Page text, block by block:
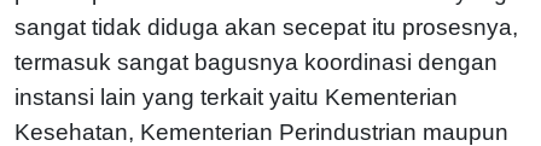
sangat tidak diduga akan secepat itu prosesnya,
termasuk sangat bagusnya koordinasi dengan
instansi lain yang terkait yaitu Kementerian
Kesehatan, Kementerian Perindustrian maupun